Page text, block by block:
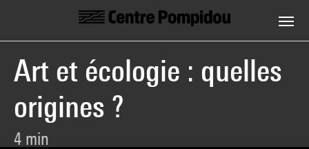
Centre Pompidou
Art et écologie : quelles
origines ?
4 min